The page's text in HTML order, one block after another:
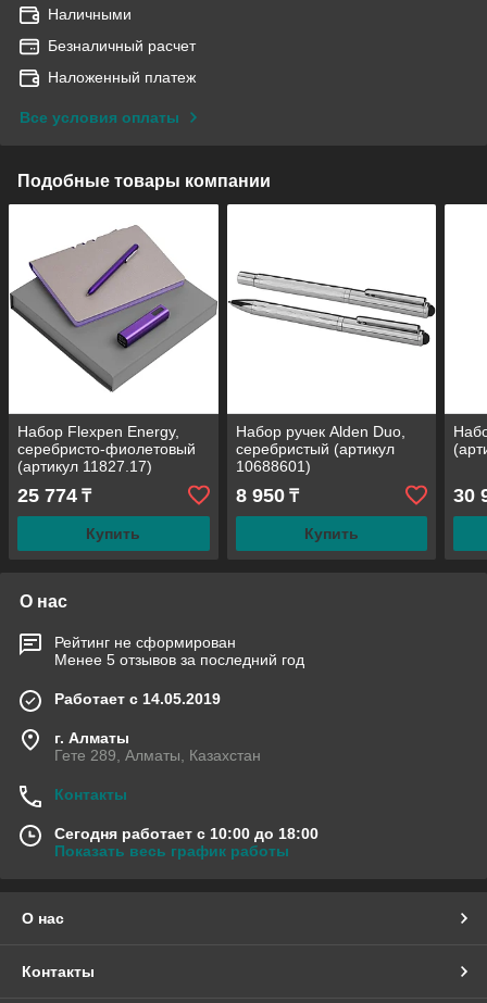
Наличными
Безналичный расчет
Наложенный платеж
Все условия оплаты
Подобные товары компании
Набор Flexpen Energy,
серебристо-фиолетовый
(артикул 11827.17)
25 774 ₸
Купить
Набор ручек Alden Duo,
серебристый (артикул
10688601)
8 950₸
Купить
30
О нас
Рейтинг не сформирован
Менее 5 отзывов за последний год
Работает с 14.05.2019
г. Алматы
Гете 289, Алматы, Казахстан
Контакты
Сегодня работает с 10:00 до 18:00
Показать весь график работы
О нас
Контакты